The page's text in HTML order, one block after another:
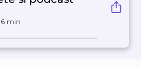
min